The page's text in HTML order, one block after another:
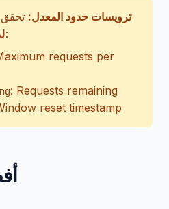
ترويسات حدود المعدل: تحقق
لمعرفة حالة الحد الحالي:
requests per
: Requests remaining
reset timestamp